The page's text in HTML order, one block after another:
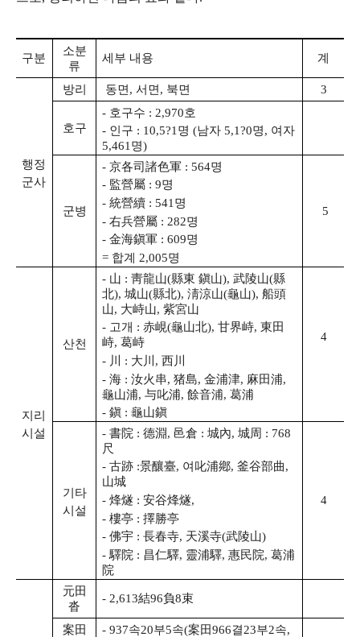
구분
소분
류
세부 내용 계
행정
군사
방리 동면, 서면, 북면 3
호구
- 호구수 : 2,970호
- 인구 : 10,5?1명 (남자 5,1?0명, 여자
5,461명)
군병
- 京各司諸色軍 : 564명
- 監營屬 : 9명
- 統營續 : 541명
- 右兵營屬 : 282명
- 金海鎭軍 : 609명
= 합계 2,005명
5
지리
시설
산천
- 山 : 靑龍山(縣東 鎭山), 武陵山(縣
北), 城山(縣北), 淸涼山(龜山), 船頭
山, 大峙山, 紫宮山
- 고개 : 赤峴(龜山北), 甘界峙, 東田
峙, 葛峙
- 川 : 大川, 西川
- 海 : 汝火串, 猪島, 金浦津, 麻田浦,
龜山浦, 与叱浦, 餘音浦, 葛浦
- 鎭 : 龜山鎭
4
기타
시설
- 書院 : 德淵, 邑倉 : 城內, 城周 : 768
尺
- 古跡 :景釀臺, 여叱浦鄕, 釜谷部曲,
山城
- 烽燧 : 安谷烽燧,
- 樓亭 : 擇勝亭
- 佛宇 : 長春寺, 天溪寺(武陵山)
- 驛院 : 昌仁驛, 靈浦驛, 惠民院, 葛浦
院
4
元田
沓
- 2,613結96負8束
案田
- 937속20부5속(案田966결23부2속,